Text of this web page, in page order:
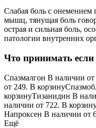
Слабая боль с онемением
мышц, тянущая боль
острая и сильная боль,
патологии внутренних
Что принимать
Спазмалгон В наличии
от 249. В
корзинуТизанидин В
наличии от 722. В
Напроксен В наличии от
Ещё